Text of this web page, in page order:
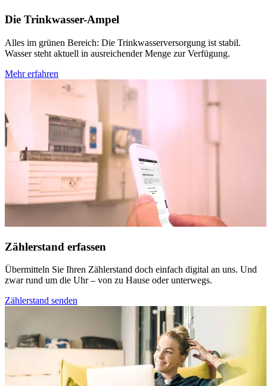
Die Trinkwasser-Ampel
Alles im grünen Bereich: Die Trinkwasserversorgung ist stabil.
Wasser steht aktuell in ausreichender Menge zur Verfügung.
Mehr erfahren
Zähler­stand erfassen
Übermitteln Sie Ihren Zählerstand doch einfach digital an uns. Und
zwar rund um die Uhr – von zu Hause oder unterwegs.
Zählerstand senden